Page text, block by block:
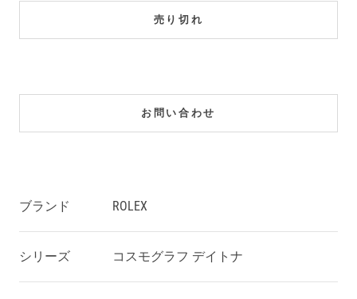
売り切れ
お問い合わせ
ブランド ROLEX
シリーズ コスモグラフ デイトナ